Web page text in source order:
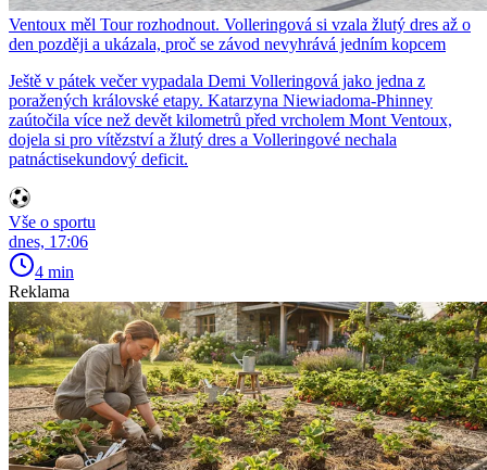
Ventoux měl Tour rozhodnout. Volleringová si vzala žlutý dres až o
den později a ukázala, proč se závod nevyhrává jedním kopcem
Ještě v pátek večer vypadala Demi Volleringová jako jedna z
poražených královské etapy. Katarzyna Niewiadoma-Phinney
zaútočila více než devět kilometrů před vrcholem Mont Ventoux,
dojela si pro vítězství a žlutý dres a Volleringové nechala
patnáctisekundový deficit.
Vše o sportu
dnes, 17:06
4 min
Reklama